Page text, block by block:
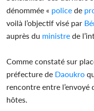
dénommée « police de
voilà l’objectif visé par
auprès du ministre de
Comme constaté sur
préfecture de Daoukro
rencontre entre l’envoyé
hôtes.